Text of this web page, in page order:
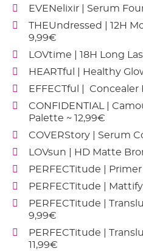
EVENelixir | Serum
THEUndressed | 12H
9,99€
LOVtime | 18H Long
HEARTful | Healthy
EFFECTful | Concealer
CONFIDENTIAL |
Palette ~ 12,99€
COVERStory | Serum
LOVsun | HD Matte
PERFECTitude |
PERFECTitude |
PERFECTitude |
9,99€
PERFECTitude |
11,99€